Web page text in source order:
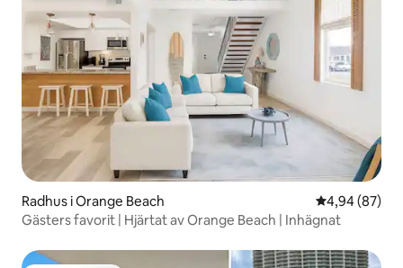
Radhus i Orange Beach 4,94 av 5 i
4,94 (87)
Gästers favorit | Hjärtat av Orange Beach | Inhägnat